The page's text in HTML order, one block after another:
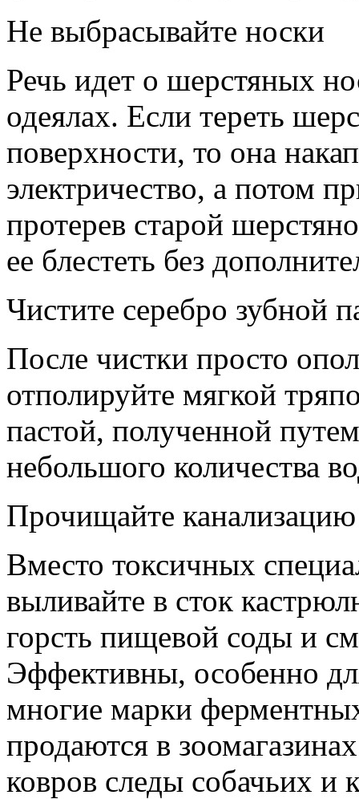
Не выбрасывайте носки
Речь идет о шерстяных
одеялах. Если тереть
поверхности, то она
электричество, а потом
протерев старой
ее блестеть без
Чистите серебро зубной
После чистки просто
отполируйте мягкой
пастой, полученной
небольшого количества
Прочищайте
Вместо токсичных
выливайте в сток
горсть пищевой соды и
Эффективны, особенно
многие марки
продаются в
ковров следы собачьих и